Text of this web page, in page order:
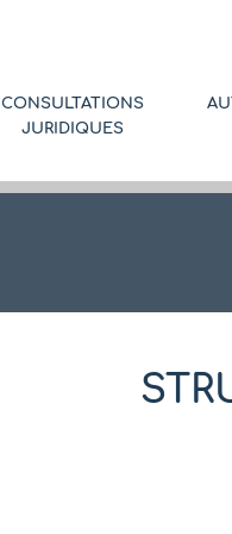
CONSULTATIONS
JURIDIQUES